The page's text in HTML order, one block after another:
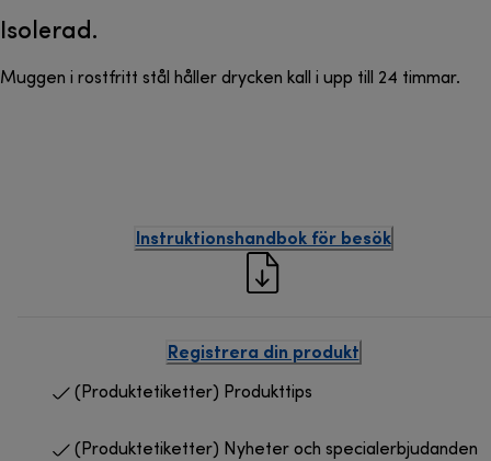
Isolerad.
Muggen i rostfritt stål håller drycken kall i upp till 24 timmar.
Instruktionshandbok för besök
Registrera din produkt
(Produktetiketter) Produkttips
(Produktetiketter) Nyheter och specialerbjudanden